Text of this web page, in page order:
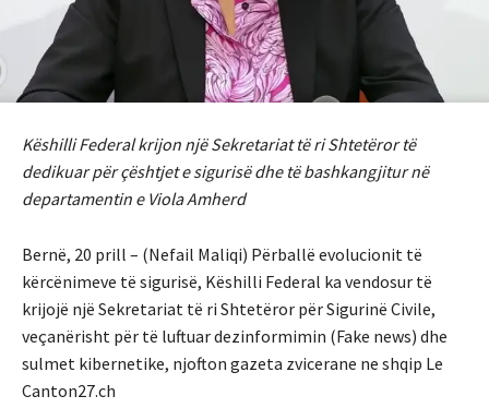
Këshilli Federal krijon një Sekretariat të ri Shtetëror të
dedikuar për çështjet e sigurisë dhe të bashkangjitur në
departamentin e Viola Amherd
Bernë, 20 prill – (Nefail Maliqi) Përballë evolucionit të
kërcënimeve të sigurisë, Këshilli Federal ka vendosur të
krijojë një Sekretariat të ri Shtetëror për Sigurinë Civile,
veçanërisht për të luftuar dezinformimin (Fake news) dhe
sulmet kibernetike, njofton gazeta zvicerane ne shqip Le
Canton27.ch